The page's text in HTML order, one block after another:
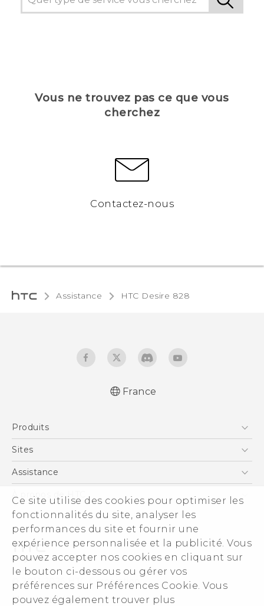
Ce site utilise des cookies pour optimiser les
fonctionnalités du site, analyser les
performances du site et fournir une
expérience personnalisée et la publicité. Vous
pouvez accepter nos cookies en cliquant sur
le bouton ci-dessous ou gérer vos
préférences sur Préférences Cookie. Vous
pouvez également trouver plus
Vous ne trouvez pas ce que vous
cherchez
Contactez-nous
Assistance HTC Desire 828‎
France
Produits
Smartphones
Vive
Accessoires
Sites
HTC Vive
HTC Pro
Assistance
eCommerce Support
À propos de HTC
ESG
Informations sur la société
Sécurité du produit
Politique de confidentialité
Cookie Preferences
© 2011-2026 HTC Corporation
Mentions Légales